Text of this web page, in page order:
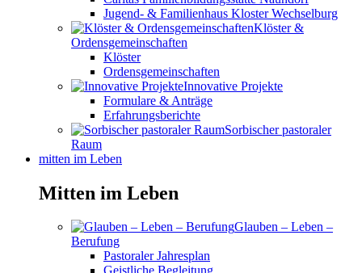
Jugend- & Familienhaus Kloster Wechselburg
Klöster &
Ordensgemeinschaften
Klöster
Ordensgemeinschaften
Innovative Projekte
Formulare & Anträge
Erfahrungsberichte
Sorbischer pastoraler
Raum
mitten im Leben
Mitten im Leben
Glauben – Leben –
Berufung
Pastoraler Jahresplan